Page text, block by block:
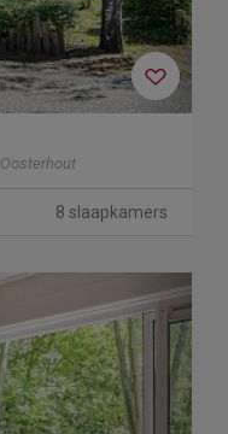
Oosterhout
8 slaapkamers
Next